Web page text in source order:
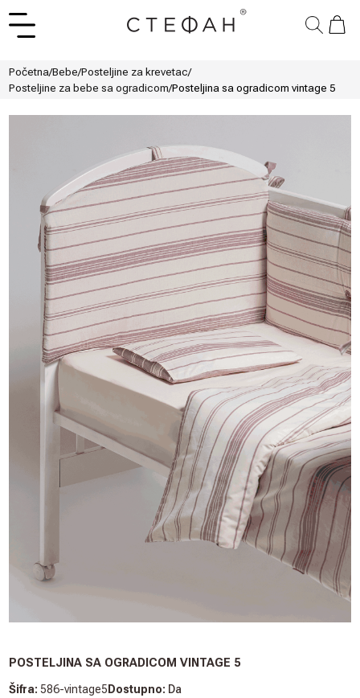
Početna/Bebe/Posteljine za krevetac/
Posteljine za bebe sa ogradicom/Posteljina sa ogradicom vintage 5
POSTELJINA SA OGRADICOM VINTAGE 5
Šifra: 586-vintage5 Dostupno: Da